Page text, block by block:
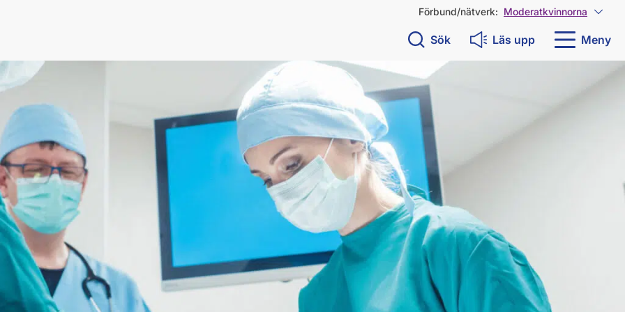
Förbund/nätverk: Moderatkvinnorna Visa
Sök Läs upp Meny